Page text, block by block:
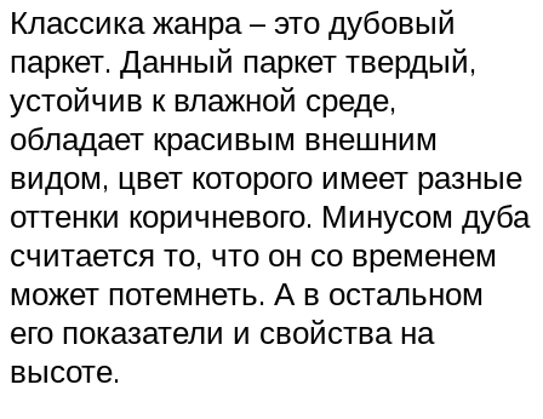
Классика жанра – это дубовый
паркет. Данный паркет твердый,
устойчив к влажной среде,
обладает красивым внешним
видом, цвет которого имеет разные
оттенки коричневого. Минусом дуба
считается то, что он со временем
может потемнеть. А в остальном
его показатели и свойства на
высоте.